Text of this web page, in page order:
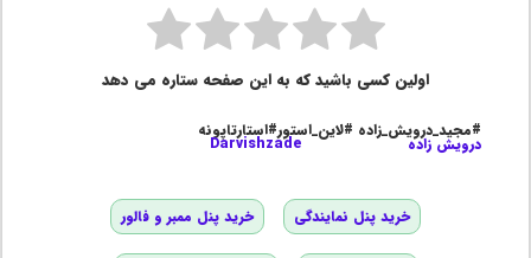
اولین کسی باشید که به این صفحه ستاره می دهد
#مجید_درویش_زاده #لاین_استور#استارتاپونه
درویش زاده Darvishzade
خرید پنل نمایندگی خرید پنل ممبر و فالور